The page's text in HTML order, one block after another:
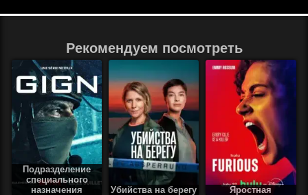
Рекомендуем посмотреть
Подразделение
специального
назначения
Убийства на берегу Яростная